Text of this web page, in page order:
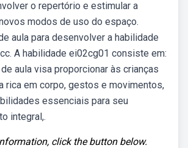
o repertório e estimular a
modos de uso do espaço.
aula para desenvolver a habilidade
A habilidade ei02cg01 consiste em:
aula visa proporcionar às crianças
rica em corpo, gestos e movimentos,
essenciais para seu
integral,.
click the button below.